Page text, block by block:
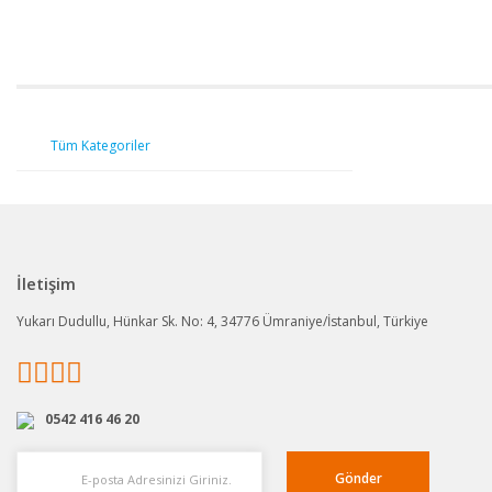
Tüm Kategoriler
İletişim
Yukarı Dudullu, Hünkar Sk. No: 4, 34776 Ümraniye/İstanbul, Türkiye
0542 416 46 20
Gönder